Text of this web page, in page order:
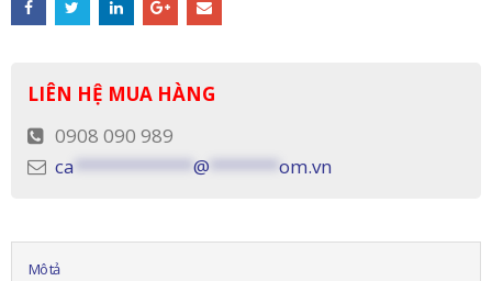
LIÊN HỆ MUA HÀNG
0908 090 989
ca
@ om.vn
Mô tả